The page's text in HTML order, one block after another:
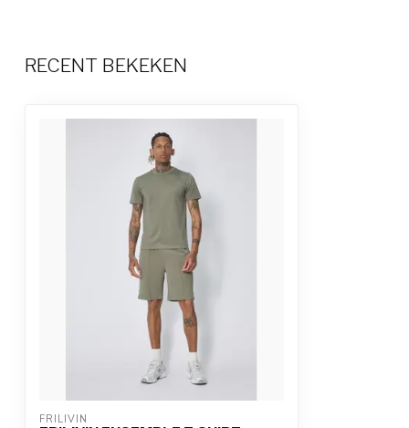
RECENT BEKEKEN
FRILIVIN